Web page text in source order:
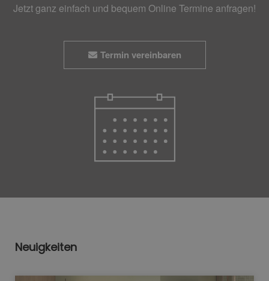
Jetzt ganz einfach und bequem Online Termine anfragen!
Termin vereinbaren
Neuigkeiten